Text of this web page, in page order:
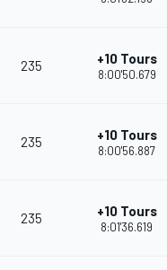
235 +10 Tours
8:00'50.679
235 +10 Tours
8:00'56.887
235 +10 Tours
8:01'36.619